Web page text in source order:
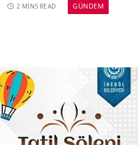
2 MINS READ GÜNDEM